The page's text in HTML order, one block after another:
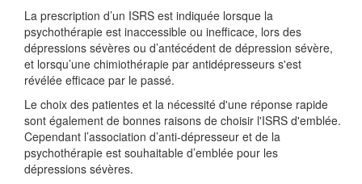
La prescription d’un ISRS est indiquée lorsque la
psychothérapie est inaccessible ou inefficace, lors des
dépressions sévères ou d’antécédent de dépression sévère,
et lorsqu’une chimiothérapie par antidépresseurs s'est
révélée efficace par le passé.
Le choix des patientes et la nécessité d'une réponse rapide
sont également de bonnes raisons de choisir l'ISRS d'emblée.
Cependant l’association d’anti-dépresseur et de la
psychothérapie est souhaitable d’emblée pour les
dépressions sévères.